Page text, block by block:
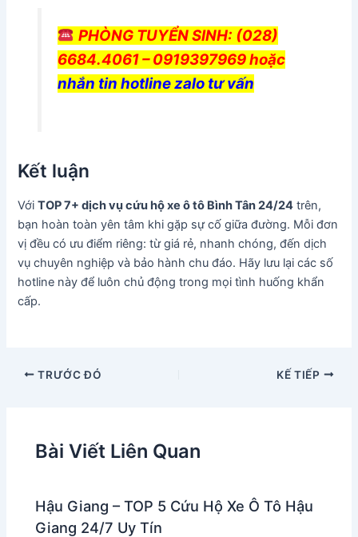
PHÒNG TUYỂN SINH: (028)
6684.4061 – 0919397969 hoặc
nhắn tin hotline zalo tư vấn
Kết luận
VớiTOP 7+ dịch vụ cứu hộ xe ô tô Bình Tân 24/24 trên,
bạn hoàn toàn yên tâm khi gặp sự cố giữa đường. Mỗi đơn
vị đều có ưu điểm riêng: từ giá rẻ, nhanh chóng, đến dịch
vụ chuyên nghiệp và bảo hành chu đáo. Hãy lưu lại các số
hotline này để luôn chủ động trong mọi tình huống khẩn
cấp.
TRƯỚC ĐÓ KẾ TIẾP
Bài Viết Liên Quan
Hậu Giang – TOP 5 Cứu Hộ Xe Ô Tô Hậu
Giang 24/7 Uy Tín